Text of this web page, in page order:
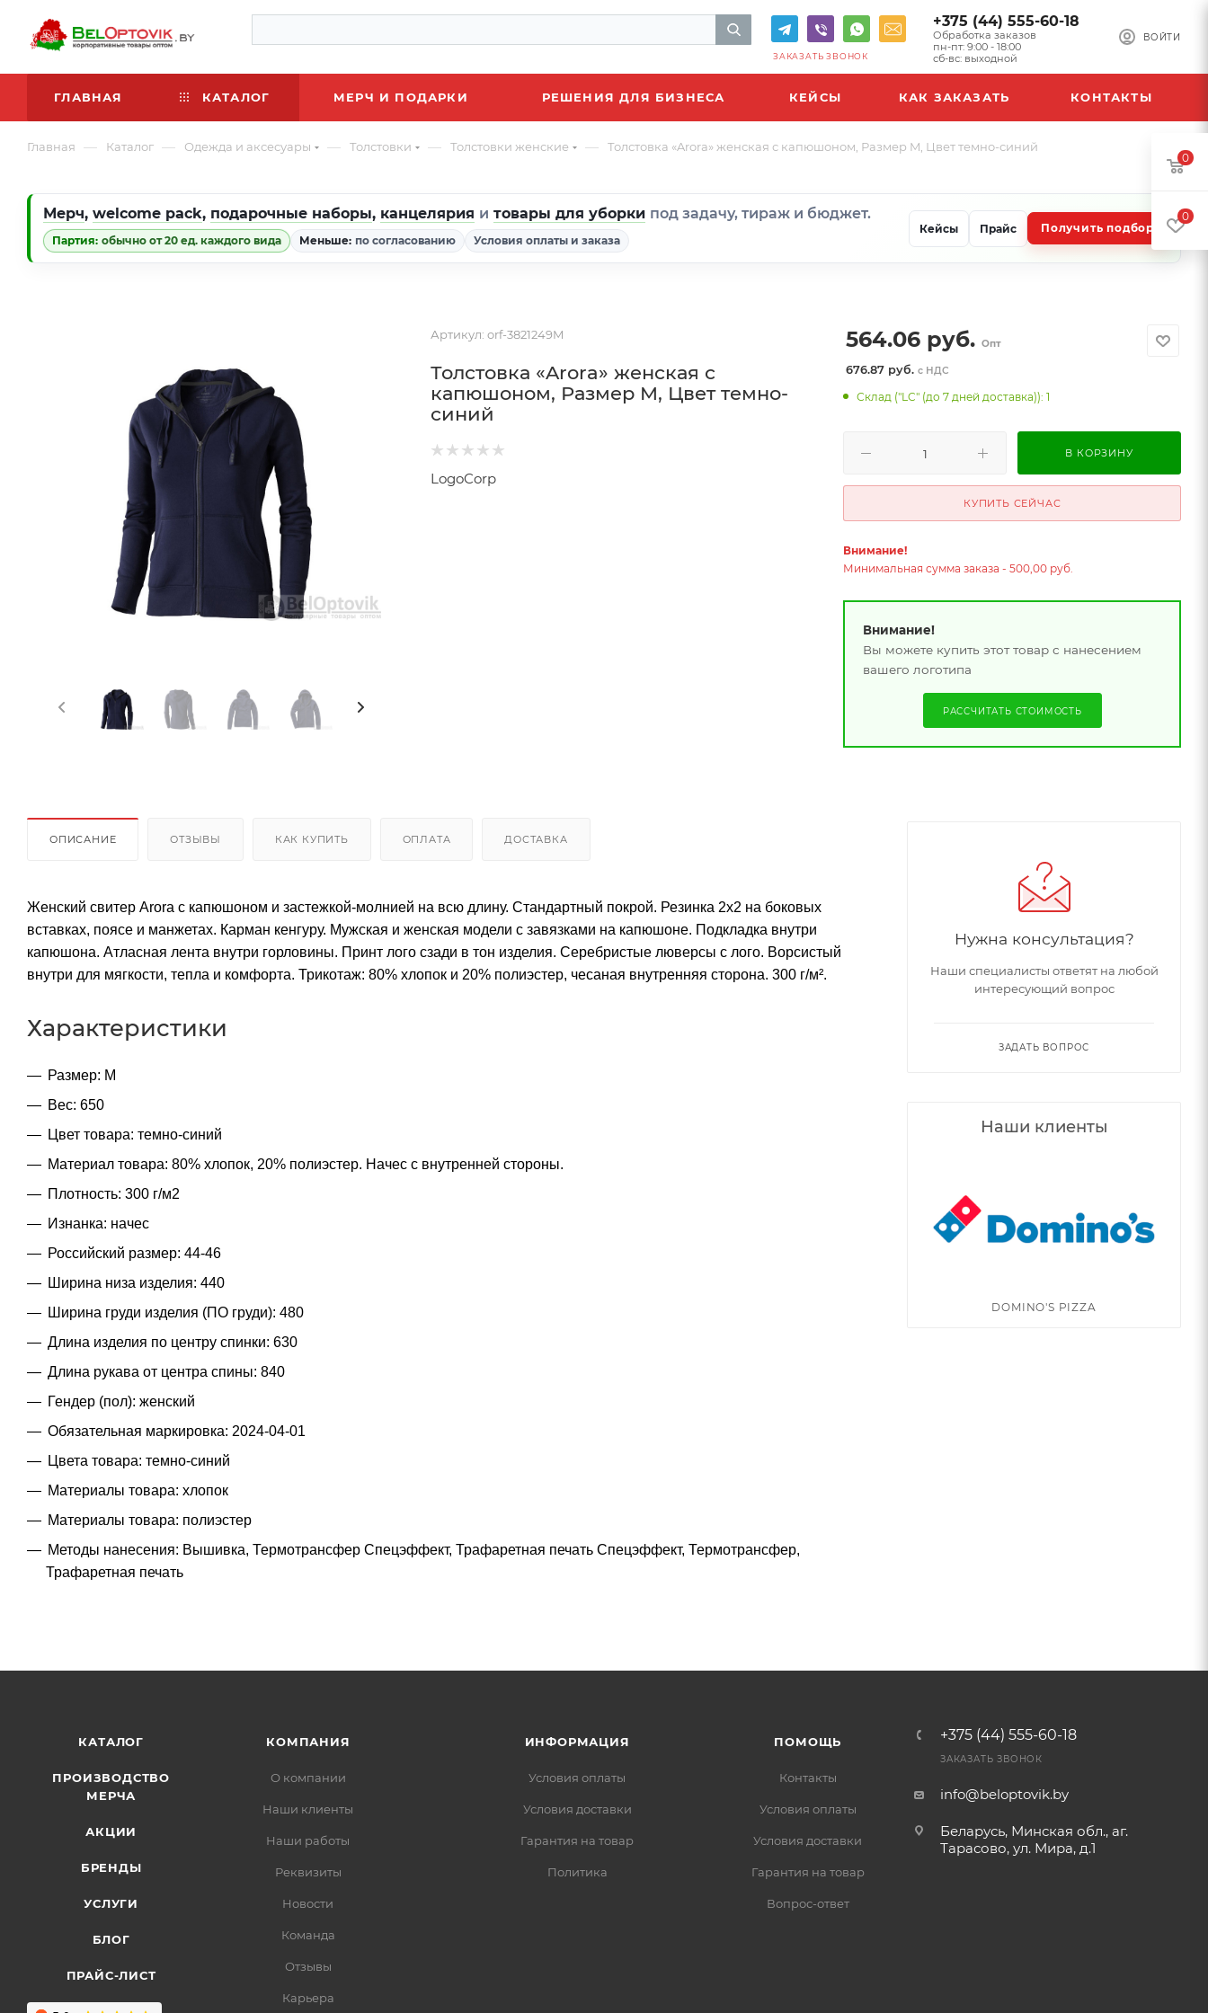
ВОЙТИ
+375 (44) 555-60-18
Обработка заказов
пн-пт: 9:00 - 18:00
сб-вс: выходной
ЗАКАЗАТЬ ЗВОНОК
ГЛАВНАЯ КАТАЛОГ МЕРЧ И ПОДАРКИ РЕШЕНИЯ ДЛЯ БИЗНЕСА КЕЙСЫ КАК ЗАКАЗАТЬ КОНТАКТЫ
Главная — Каталог — Одежда и аксесуары — Толстовки — Толстовки женские — Толстовка «Arora» женская с капюшоном, Размер M, Цвет темно-синий
Мерч, welcome pack, подарочные наборы, канцелярия и товары для уборки под задачу, тираж и бюджет.
Партия: обычно от 20 ед. каждого вида Меньше: по согласованию Условия оплаты и заказа
Кейсы Прайс Получить подбор
Артикул: orf-3821249M
Толстовка «Arora» женская с
капюшоном, Размер M, Цвет темно-
синий
LogoCorp
564.06 руб. Опт
676.87 руб.с НДС
Склад ("LC" (до 7 дней доставка)): 1
В КОРЗИНУ
КУПИТЬ СЕЙЧАС
Внимание!
Минимальная сумма заказа - 500,00 руб.
Внимание!
Вы можете купить этот товар с нанесением
вашего логотипа
РАССЧИТАТЬ СТОИМОСТЬ
ОПИСАНИЕ ОТЗЫВЫ КАК КУПИТЬ ОПЛАТА ДОСТАВКА
Женский свитер Arora с капюшоном и застежкой-молнией на всю длину. Стандартный покрой. Резинка 2х2 на боковых
вставках, поясе и манжетах. Карман кенгуру. Мужская и женская модели с завязками на капюшоне. Подкладка внутри
капюшона. Атласная лента внутри горловины. Принт лого сзади в тон изделия. Серебристые люверсы с лого. Ворсистый
внутри для мягкости, тепла и комфорта. Трикотаж: 80% хлопок и 20% полиэстер, чесаная внутренняя сторона. 300 г/м².
Характеристики
Размер: M
Вес: 650
Цвет товара: темно-синий
Материал товара: 80% хлопок, 20% полиэстер. Начес с внутренней стороны.
Плотность: 300 г/м2
Изнанка: начес
Российский размер: 44-46
Ширина низа изделия: 440
Ширина груди изделия (ПО груди): 480
Длина изделия по центру спинки: 630
Длина рукава от центра спины: 840
Гендер (пол): женский
Обязательная маркировка: 2024-04-01
Цвета товара: темно-синий
Материалы товара: хлопок
Материалы товара: полиэстер
Методы нанесения: Вышивка, Термотрансфер Спецэффект, Трафаретная печать Спецэффект, Термотрансфер,
Трафаретная печать
Нужна консультация?
Наши специалисты ответят на любой
интересующий вопрос
ЗАДАТЬ ВОПРОС
Наши клиенты
DOMINO'S PIZZA
КАТАЛОГ
ПРОИЗВОДСТВО
МЕРЧА
АКЦИИ
БРЕНДЫ
УСЛУГИ
БЛОГ
ПРАЙС-ЛИСТ
КОМПАНИЯ
О компании
Наши клиенты
Наши работы
Реквизиты
Новости
Команда
Отзывы
Карьера
ИНФОРМАЦИЯ
Условия оплаты
Условия доставки
Гарантия на товар
Политика
ПОМОЩЬ
Контакты
Условия оплаты
Условия доставки
Гарантия на товар
Вопрос-ответ
+375 (44) 555-60-18
ЗАКАЗАТЬ ЗВОНОК
info@beloptovik.by
Беларусь, Минская обл., аг.
Тарасово, ул. Мира, д.1
0
0